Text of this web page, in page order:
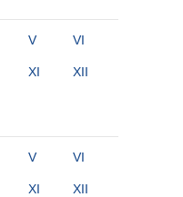
V VI
XI XII
V VI
XI XII